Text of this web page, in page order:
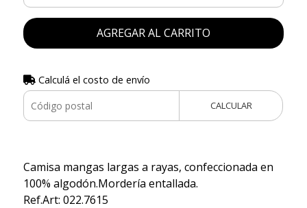
AGREGAR AL CARRITO
Calculá el costo de envío
CALCULAR
Camisa mangas largas a rayas, confeccionada en
100% algodón.Mordería entallada.
Ref.Art: 022.7615